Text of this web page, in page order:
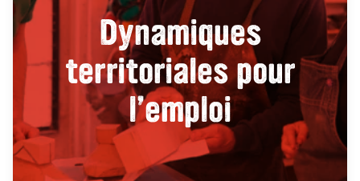
Dynamiques
territoriales pour
l’emploi